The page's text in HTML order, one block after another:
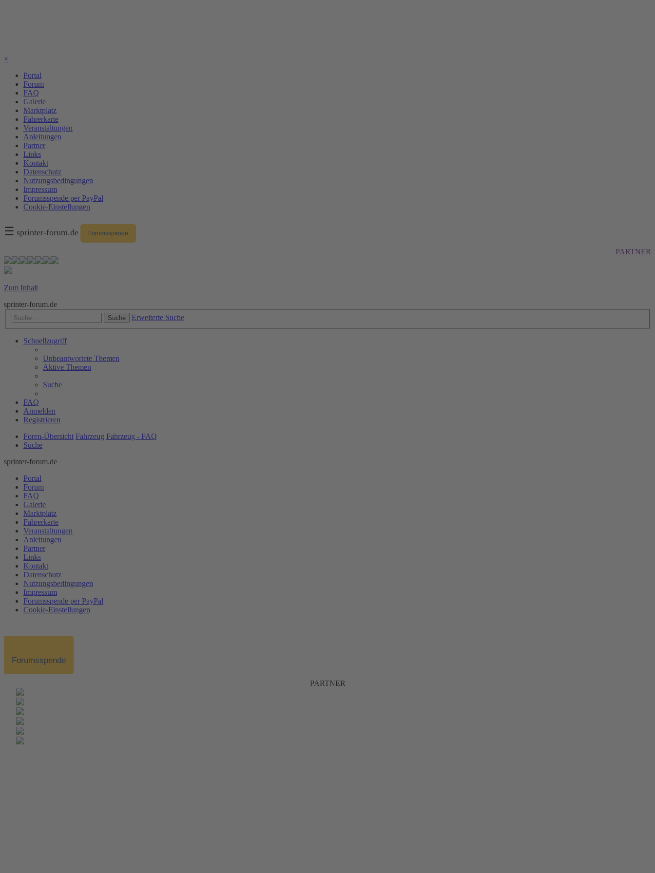
×
Portal
Forum
FAQ
Galerie
Marktplatz
Fahrerkarte
Veranstaltungen
Anleitungen
Partner
Links
Kontakt
Datenschutz
Nutzungsbedingungen
Impressum
Forumsspende per PayPal
Cookie-Einstellungen
☰ sprinter-forum.de Forumsspende
PARTNER
Zum Inhalt
sprinter-forum.de
Suche Erweiterte Suche
Schnellzugriff
Unbeantwortete Themen
Aktive Themen
Suche
FAQ
Anmelden
Registrieren
Foren-Übersicht Fahrzeug Fahrzeug - FAQ
Suche
sprinter-forum.de
Portal
Forum
FAQ
Galerie
Marktplatz
Fahrerkarte
Veranstaltungen
Anleitungen
Partner
Links
Kontakt
Datenschutz
Nutzungsbedingungen
Impressum
Forumsspende per PayPal
Cookie-Einstellungen
Forumsspende
PARTNER